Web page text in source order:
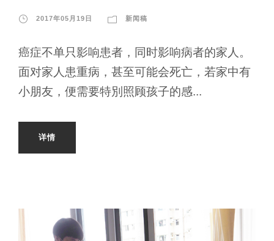
2017年05月19日 新闻稿
癌症不单只影响患者，同时影响病者的家人。
面对家人患重病，甚至可能会死亡，若家中有
小朋友，便需要特別照顾孩子的感...
详情